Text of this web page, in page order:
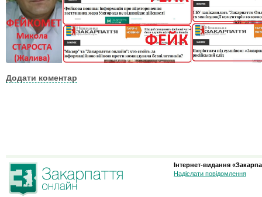
Додати коментар
Інтернет-видання
Надіслати повідомлення